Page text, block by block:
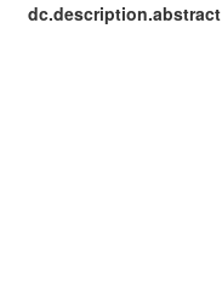
dc.description.abstract